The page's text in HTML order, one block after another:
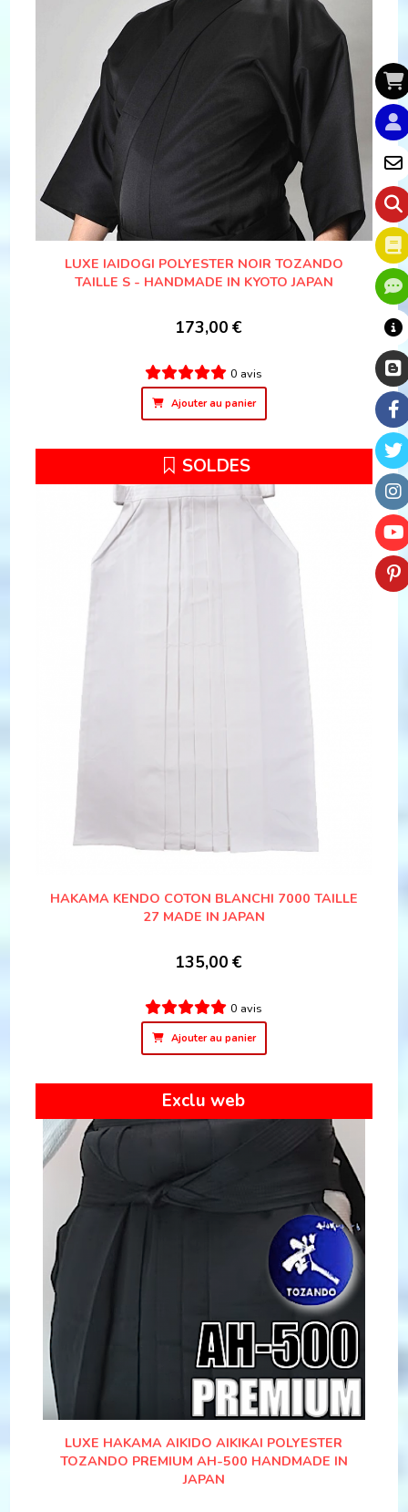
LUXE IAIDOGI POLYESTER NOIR TOZANDO
TAILLE S - HANDMADE IN KYOTO JAPAN
173,00 €
0 avis
Ajouter au panier
SOLDES
HAKAMA KENDO COTON BLANCHI 7000 TAILLE
27 MADE IN JAPAN
135,00 €
0 avis
Ajouter au panier
Exclu web
LUXE HAKAMA AIKIDO AIKIKAI POLYESTER
TOZANDO PREMIUM AH-500 HANDMADE IN
JAPAN